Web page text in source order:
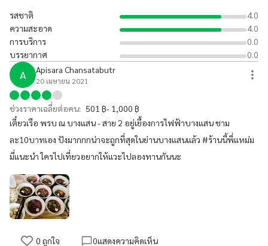
รสชาติ
4.0
ความสะอาด
4.0
การบริการ
0.0
บรรยากาศ
0.0
A Apisara Chansatabutr
20 เมษายน 2021
ช่วงราคาเฉลี่ยต่อคน: 501 ฿- 1,000 ฿
เตี๋ยวเรือ พรบ ณ บางแสน - สาย 2 อยู่เยื้องการไฟฟ้าบางแสน ชาม
ละ10บาทเอง ปังมากกกน่าจะถูกที่สุดในย่านบางแสนแล้ว #ร้านนี้พี่แหม่ม
มี่แนะนำ ใครไปเที่ยวอยากให้แวะไปลองทานกันนะ
0 ถูกใจ 0แสดงความคิดเห็น